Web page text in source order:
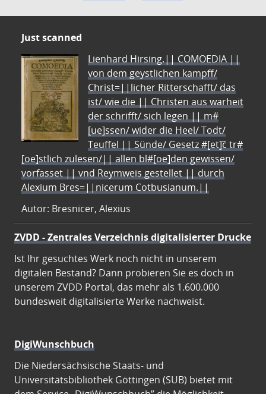
Just scanned
Lienhard Hirsing.|| COMOEDIA ||
von dem geystlichen kampff/
Christ=||licher Ritterschafft/ das
ist/ wie die || Christen aus warheit
der schrifft/ sich legen || m#
[ue]ssen/ wider die Heel/ Todt/
Teuffel || Sünde/ Gesetz #[et]c̃ tr#
[oe]stlich zulesen/|| allen bl#[oe]den gewissen/
vorfasset || vnd Reymweis gestellet || durch
Alexium Bres=||nicerum Cotbusianum.||
Autor: Bresnicer, Alexius
ZVDD - Zentrales Verzeichnis digitalisierter Drucke
Ist Ihr gesuchtes Werk noch nicht in unserem
digitalen Bestand? Dann probieren Sie es doch in
unserem ZVDD Portal, das mehr als 1.600.000
bundesweit digitalisierte Werke nachweist.
DigiWunschbuch
Die Niedersächsische Staats- und
Universitätsbibliothek Göttingen (SUB) bietet mit